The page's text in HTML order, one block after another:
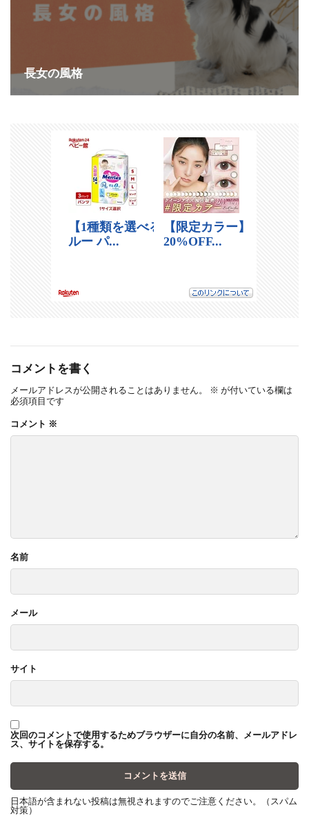
長女の風格
コメントを書く
メールアドレスが公開されることはありません。 ※ が付いている欄は
必須項目です
コメント ※
名前
メール
サイト
次回のコメントで使用するためブラウザーに自分の名前、メールアドレ
ス、サイトを保存する。
日本語が含まれない投稿は無視されますのでご注意ください。（スパム
対策）